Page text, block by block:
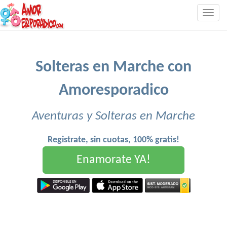
Solteras en Marche con
Amoresporadico
Aventuras y Solteras en Marche
Registrate, sin cuotas, 100% gratis!
Enamorate YA!